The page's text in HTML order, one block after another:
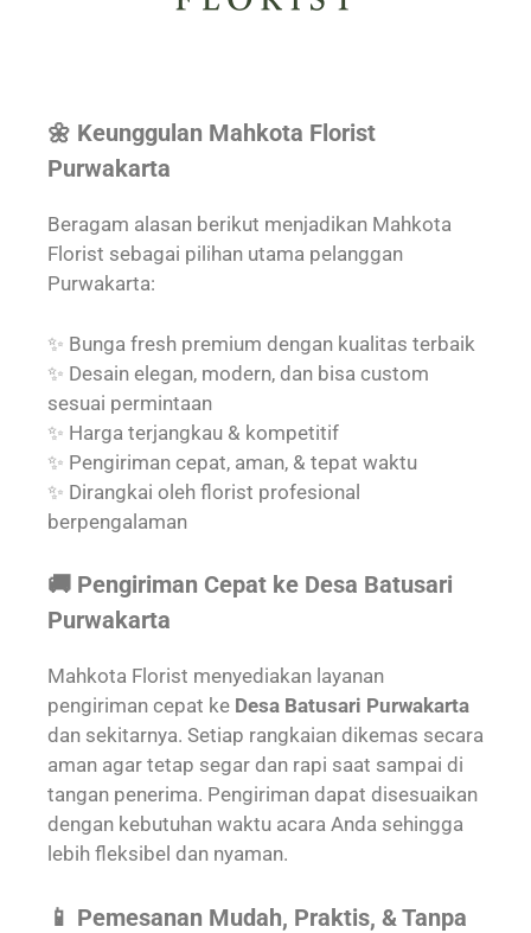
🌼 Keunggulan Mahkota Florist
Purwakarta
Beragam alasan berikut menjadikan Mahkota
Florist sebagai pilihan utama pelanggan
Purwakarta:
✨ Bunga fresh premium dengan kualitas terbaik
✨ Desain elegan, modern, dan bisa custom
sesuai permintaan
✨ Harga terjangkau & kompetitif
✨ Pengiriman cepat, aman, & tepat waktu
✨ Dirangkai oleh florist profesional
berpengalaman
🚚 Pengiriman Cepat ke Desa Batusari
Purwakarta
Mahkota Florist menyediakan layanan
pengiriman cepat ke Desa Batusari Purwakarta
dan sekitarnya. Setiap rangkaian dikemas secara
aman agar tetap segar dan rapi saat sampai di
tangan penerima. Pengiriman dapat disesuaikan
dengan kebutuhan waktu acara Anda sehingga
lebih fleksibel dan nyaman.
📱 Pemesanan Mudah, Praktis, & Tanpa